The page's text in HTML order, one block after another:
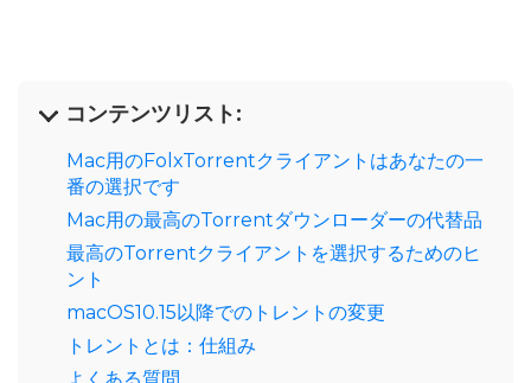
コンテンツリスト:
Mac用のFolxTorrentクライアントはあなたの一
番の選択です
Mac用の最高のTorrentダウンローダーの代替品
最高のTorrentクライアントを選択するためのヒ
ント
macOS10.15以降でのトレントの変更
トレントとは：仕組み